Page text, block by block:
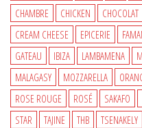
CHAMBRE
CHICKEN CHOCOLAT
CREAM CHEESE
EPICERIE
GATEAU
IBIZA LAMBAMENA
MALAGASY
MOZZARELLA
ROSE ROUGE
ROSÉ SAKAFO
STAR
TAJINE THB TSENAKELY